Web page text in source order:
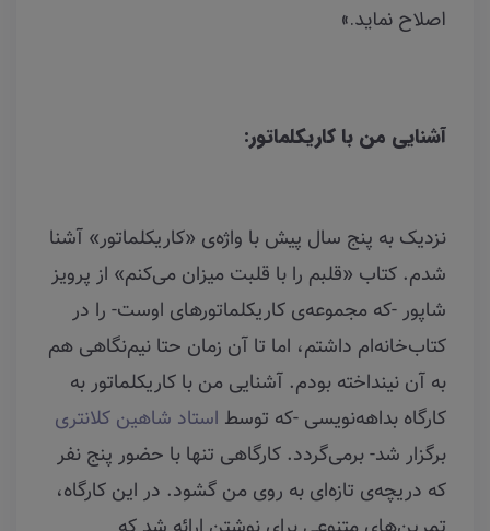
اصلاح نماید.»
آشنایی من با کاریکلماتور:
نزدیک به پنج سال پیش با واژه‌ی «کاریکلماتور» آشنا
شدم. کتاب «قلبم را با قلبت میزان می‌کنم» از پرویز
شاپور -که مجموعه‌ی کاریکلماتورهای اوست- را در
کتاب‌خانه‌ام داشتم، اما تا آن زمان حتا نیم‌نگاهی هم
به آن نینداخته بودم. آشنایی من با کاریکلماتور به
کارگاه بداهه‌نویسی -که توسط استاد شاهین کلانتری
برگزار شد- برمی‌گردد. کارگاهی تنها با حضور پنج نفر
که دریچه‌ی تازه‌‌ای به روی من گشود. در این کارگاه،